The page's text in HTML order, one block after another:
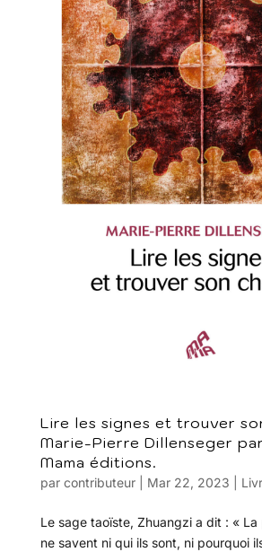
Lire les signes et trouver
Marie-Pierre Dillenseger
Mama éditions.
par contributeur| Mar 22, 2023
Le sage taoïste, Zhuangzi a dit : «
ne savent ni qui ils sont, ni pourquoi